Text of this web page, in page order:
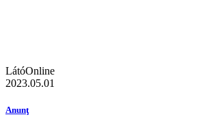
LátóOnline
2023.05.01
Anunţ